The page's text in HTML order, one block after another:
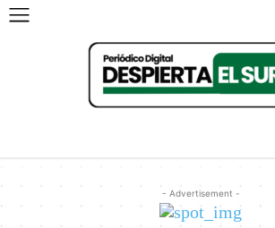
- Advertisement -